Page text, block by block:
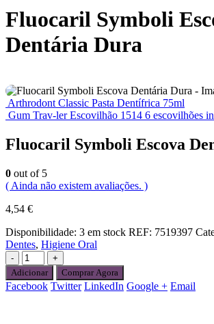
Fluocaril Symboli
Dentária Dura
Arthrodont Classic Pasta Dentífrica 75ml
Gum Trav-ler Escovilhão 1514 6 escovilhões
Fluocaril Symboli Escova
0 out of 5
( Ainda não existem avaliações. )
4,54 €
Disponibilidade: 3 em stock REF: 7519397
Dentes, Higiene Oral
-
+
Adicionar
Comprar Agora
Facebook Twitter LinkedIn Google + Email